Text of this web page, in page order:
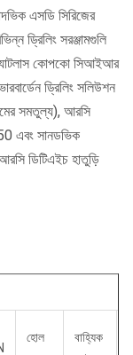
এসডি সিরিজের
ড্রিলিং সরঞ্জামগুলি
কোপকো সিআইআর
ড্রিলিং সলিউশন
সমতুল্য), আরসি
এবং সানডভিক
ডিটিএইচ হাতুড়ি
হোল
বাহ্যিক